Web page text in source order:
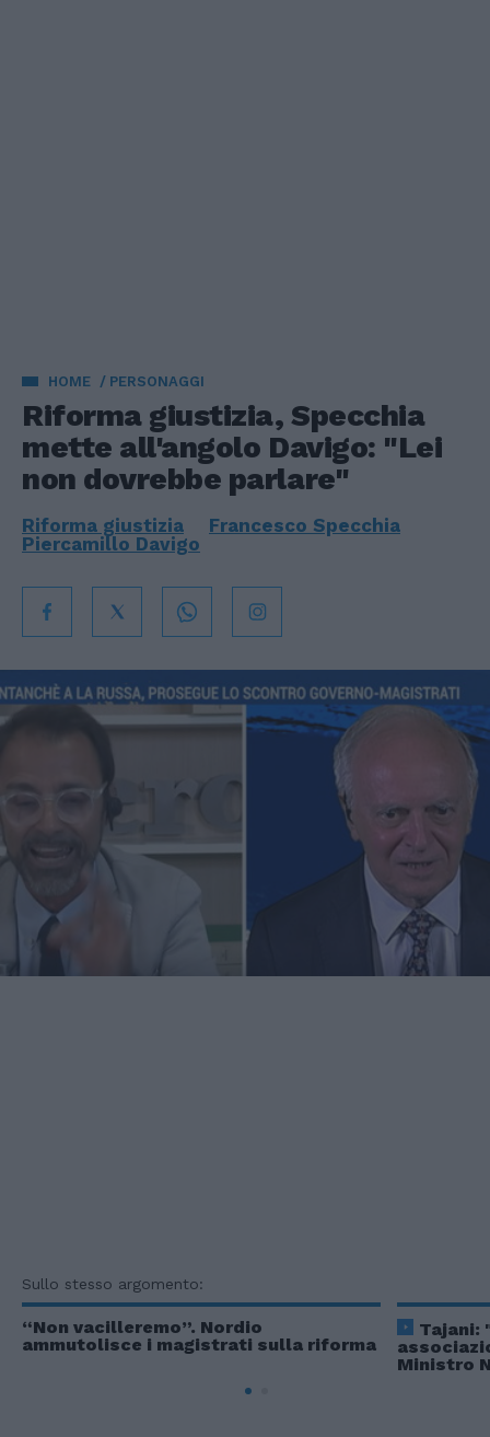
HOME PERSONAGGI
Riforma giustizia, Specchia
mette all'angolo Davigo: "Lei
non dovrebbe parlare"
Riforma giustizia
Francesco Specchia
Piercamillo Davigo
Sullo stesso argomento:
“Non vacilleremo”. Nordio
ammutolisce i magistrati sulla riforma
Tajani:
Ministro